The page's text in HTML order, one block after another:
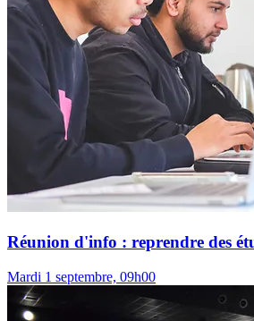
Réunion d'info : reprendre des
Mardi 1 septembre, 09h00